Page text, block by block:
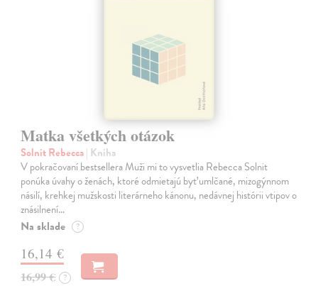
Matka všetkých otázok
Solnit Rebecca| Kniha
V pokračovaní bestsellera Muži mi to vysvetlia Rebecca Solnit
ponúka úvahy o ženách, ktoré odmietajú byť umlčané, mizogýnnom
násilí, krehkej mužskosti literárneho kánonu, nedávnej histórii vtipov o
znásilnení…
Na sklade ?
16,14 €
16,99 € ?